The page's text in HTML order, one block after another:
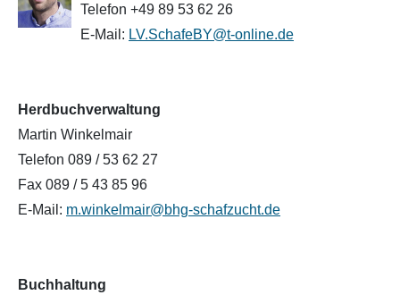
Telefon +49 89 53 62 26
E-Mail: LV.SchafeBY@t-online.de
Herdbuchverwaltung
Martin Winkelmair
Telefon 089 / 53 62 27
Fax 089 / 5 43 85 96
E-Mail: m.winkelmair@bhg-schafzucht.de
Buchhaltung
Waldschaf
Weiße hornlose Heidschnucke
Zackelschaf
Herdwick